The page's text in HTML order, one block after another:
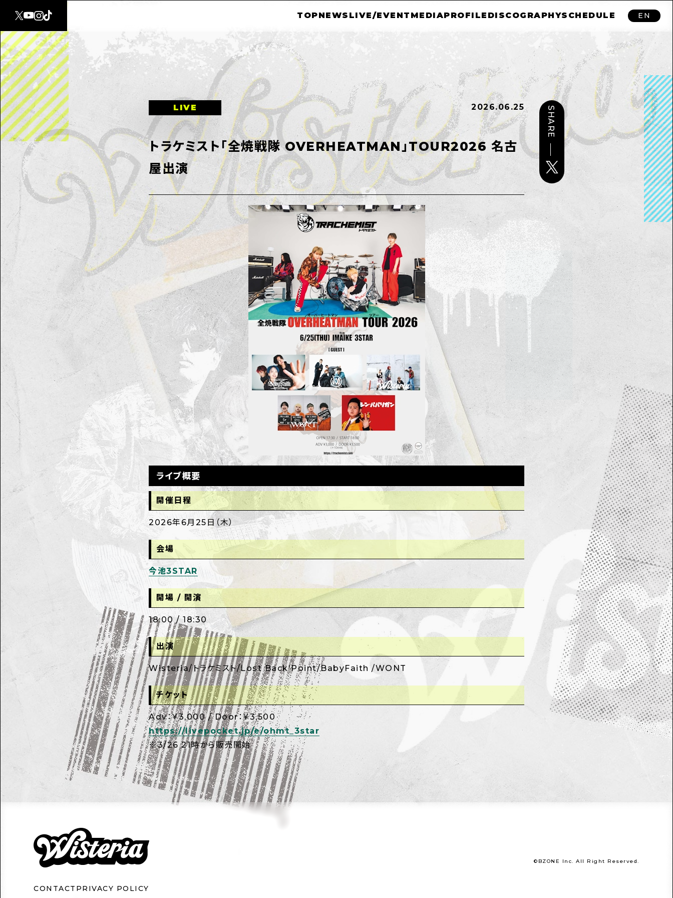
TOPNEWS LIVE/EVENT MEDIAPROFILE DISCOGRAPHYSCHEDULE EN
LIVE 2026.06.25
トラケミスト「全焼戦隊 OVERHEATMAN」TOUR2026 名古
屋出演
ライブ概要
開催日程
2026年6月25日（木）
会場
今池3STAR
開場 / 開演
18:00 / 18:30
出演
Wisteria/トラケミスト/Lost Back'Point/BabyFaith /WONT
チケット
Adv：￥3,000 / Door：￥3,500
https://livepocket.jp/e/ohmt_3star
※3/26 21時から販売開始
SHARE
CONTACT PRIVACY POLICY
©BZONE Inc. All Right Reserved.